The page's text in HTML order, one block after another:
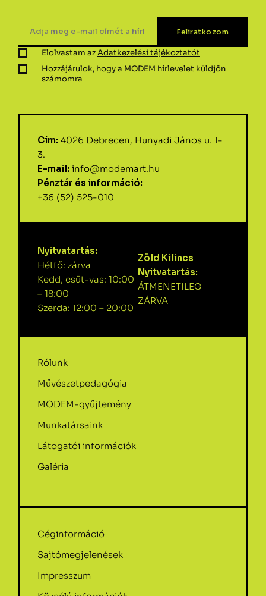
Elolvastam azAdatkezelési tájékoztatót
Hozzájárulok, hogy a MODEM hírlevelet küldjön
számomra
Cím: 4026 Debrecen, Hunyadi János u. 1-
3.
E-mail: info@modemart.hu
Pénztár és információ:
+36 (52) 525-010
Nyitvatartás:
Hétfő: zárva
Kedd, csüt-vas: 10:00
– 18:00
Szerda: 12:00 – 20:00
Zöld Kilincs
Nyitvatartás:
ÁTMENETILEG
ZÁRVA
Rólunk
Művészetpedagógia
MODEM-gyűjtemény
Munkatársaink
Látogatói információk
Galéria
Céginformáció
Sajtómegjelenések
Impresszum